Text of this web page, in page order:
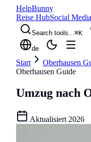
HelpBunny
Reise HubSocial Media
Search tools...⌘K
de
Start Oberhausen
Oberhausen Guide
Umzug nach
Aktualisiert 2026